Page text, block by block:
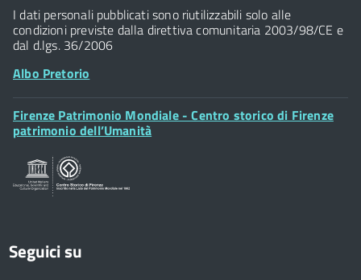
Posta Elettronica Certificata
I dati personali pubblicati sono riutilizzabili solo alle
condizioni previste dalla direttiva comunitaria 2003/98/CE e
dal d.lgs. 36/2006
Albo Pretorio
Footer
Widget
Firenze Patrimonio Mondiale - Centro storico di Firenze
patrimonio dell’Umanità
Seguici su